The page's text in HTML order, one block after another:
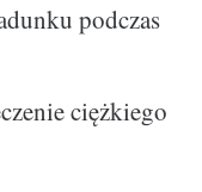
podczas
ciężkiego